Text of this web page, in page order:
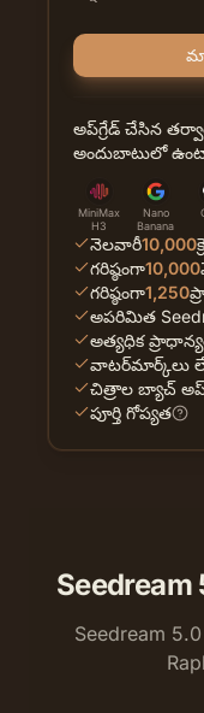
అప్‌గ్రేడ్ చేసిన
అందుబాటులో
MiniMax
H3
Nano
Banana
నెలవారీ10,000
గరిష్ఠంగా10,000
గరిష్ఠంగా1,250
అపరిమిత
అత్యధిక
వాటర్‌మార్క్‌లు
చిత్రాల బ్యాచ్
పూర్తి గోప్యత
Seedream
Seedream